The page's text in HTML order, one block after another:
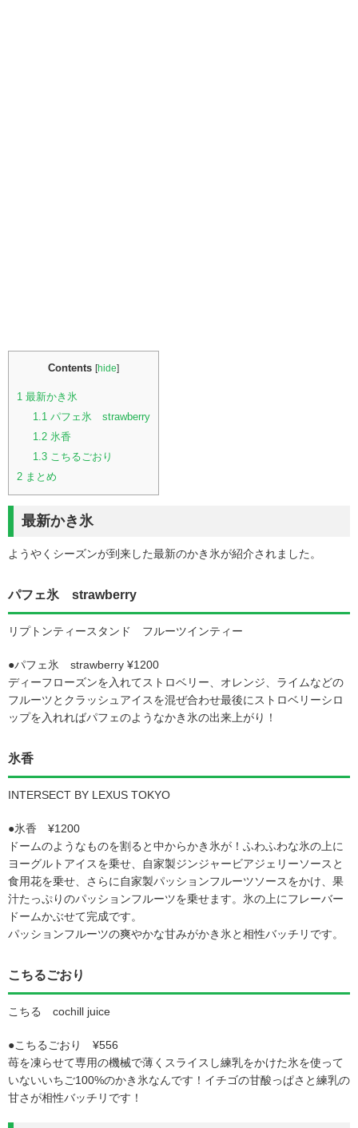
Contents [hide]
1 最新かき氷
1.1 パフェ氷 strawberry
1.2氷香
1.3こちるごおり
2 まとめ
最新かき氷
ようやくシーズンが到来した最新のかき氷が紹介されました。
パフェ氷 strawberry
リプトンティースタンド フルーツインティー
●パフェ氷 strawberry ¥1200
ディーフローズンを入れてストロベリー、オレンジ、ライムなどの
フルーツとクラッシュアイスを混ぜ合わせ最後にストロベリーシロ
ップを入れればパフェのようなかき氷の出来上がり！
氷香
INTERSECT BY LEXUS TOKYO
●氷香 ¥1200
ドームのようなものを割ると中からかき氷が！ふわふわな氷の上に
ヨーグルトアイスを乗せ、自家製ジンジャービアジェリーソースと
食用花を乗せ、さらに自家製パッションフルーツソースをかけ、果
汁たっぷりのパッションフルーツを乗せます。氷の上にフレーバー
ドームかぶせて完成です。
パッションフルーツの爽やかな甘みがかき氷と相性バッチリです。
こちるごおり
こちる cochill juice
●こちるごおり ¥556
苺を凍らせて専用の機械で薄くスライスし練乳をかけた氷を使って
いないいちご100%のかき氷なんです！イチゴの甘酸っぱさと練乳の
甘さが相性バッチリです！